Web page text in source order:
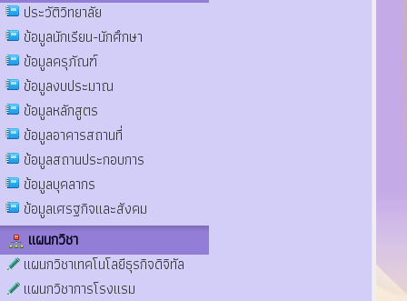
ประวัติวิทยาลัย
ข้อมูลนักเรียน-นักศึกษา
ข้อมูลครุภัณฑ์
ข้อมูลงบประมาณ
ข้อมูลหลักสูตร
ข้อมูลอาคารสถานที่
ข้อมูลสถานประกอบการ
ข้อมูลบุคลากร
ข้อมูลเศรฐกิจและสังคม
แผนกวิชา
แผนกวิชาเทคโนโลยีธุรกิจดิจิทัล
แผนกวิชาการโรงแรม